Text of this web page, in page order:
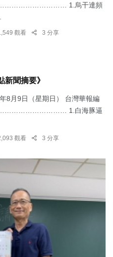
1.烏干達頻
觀看 3 分享
新聞摘要》
8月9日（星期日） 台灣華報編
1.白海豚逼
觀看 3 分享